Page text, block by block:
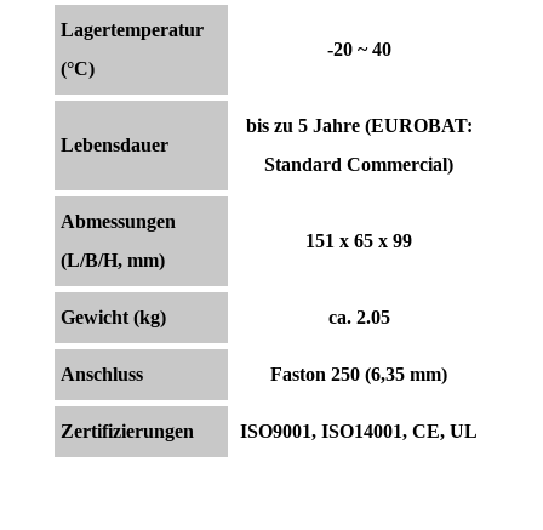
Lagertemperatur
(°C)
-20 ~ 40
Lebensdauer
bis zu 5 Jahre (EUROBAT:
Standard Commercial)
Abmessungen
(L/B/H, mm)
151 x 65 x 99
Gewicht (kg) ca. 2.05
Anschluss Faston 250 (6,35 mm)
Zertifizierungen ISO9001, ISO14001, CE, UL